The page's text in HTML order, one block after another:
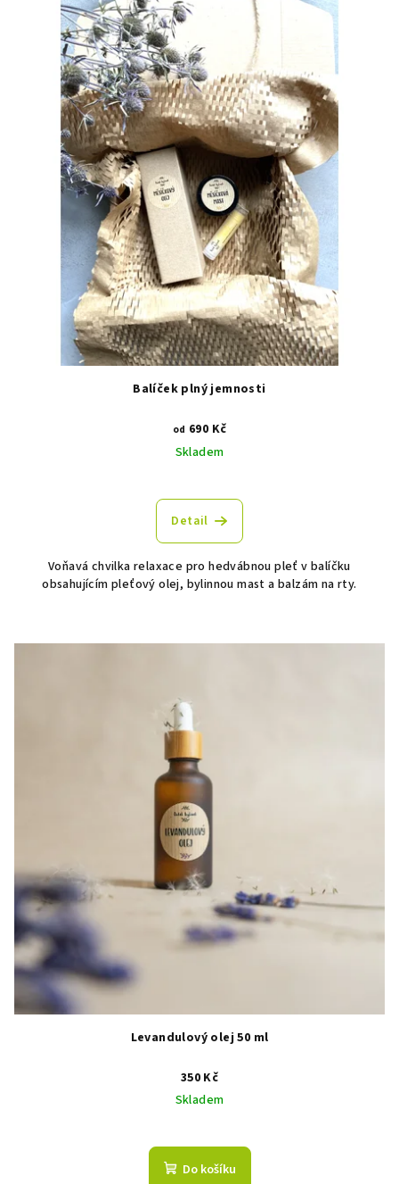
Balíček plný jemnosti
od 690 Kč
Skladem
Detail
Voňavá chvilka relaxace pro hedvábnou pleť v balíčku
obsahujícím pleťový olej, bylinnou mast a balzám na rty.
Levandulový olej 50 ml
350 Kč
Skladem
Do košíku